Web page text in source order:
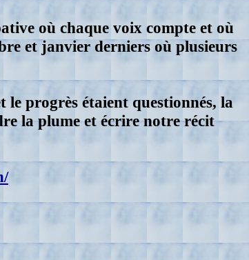
où chaque voix compte et où
et janvier derniers où plusieurs
le progrès étaient questionnés, la
la plume et écrire notre récit